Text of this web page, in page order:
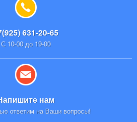
631-20-65
С 10-00 до 19-00
нам
ответим на Ваши вопросы!